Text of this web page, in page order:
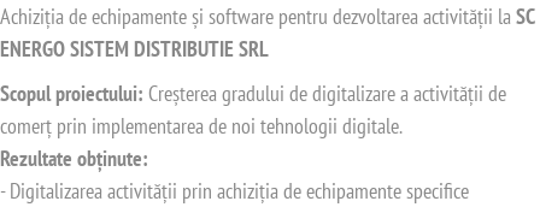
Achiziția de echipamente și software pentru dezvoltarea activității laSC
ENERGO SISTEM DISTRIBUTIE SRL
Scopul proiectului: Creșterea gradului de digitalizare a activității de
comerț prin implementarea de noi tehnologii digitale.
Rezultate obținute:
- Digitalizarea activității prin achiziția de echipamente specifice